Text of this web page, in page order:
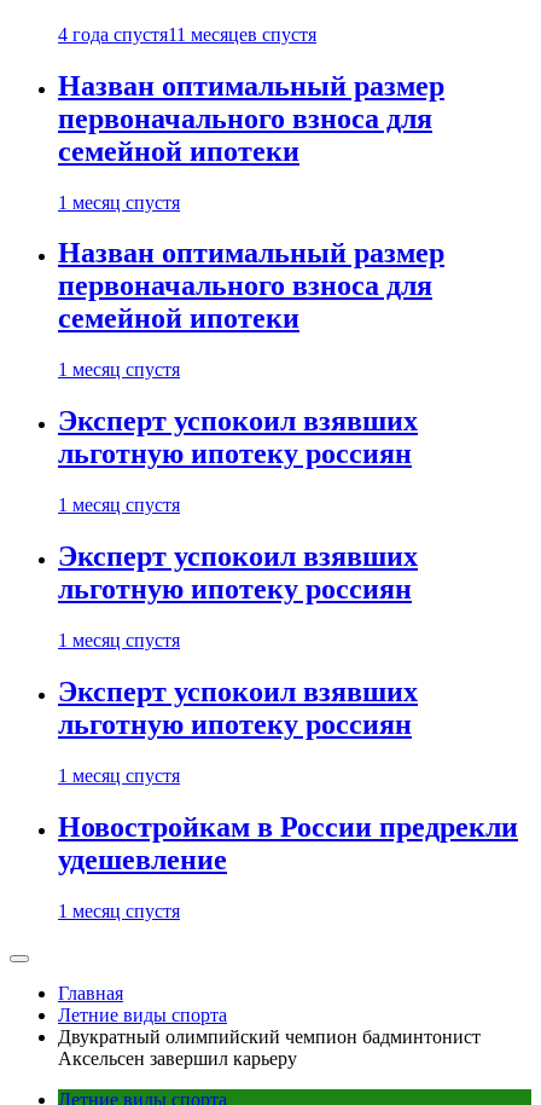
4 года спустя11 месяцев спустя
Назван оптимальный размер
первоначального взноса для
семейной ипотеки
1 месяц спустя
Назван оптимальный размер
первоначального взноса для
семейной ипотеки
1 месяц спустя
Эксперт успокоил взявших
льготную ипотеку россиян
1 месяц спустя
Эксперт успокоил взявших
льготную ипотеку россиян
1 месяц спустя
Эксперт успокоил взявших
льготную ипотеку россиян
1 месяц спустя
Новостройкам в России предрекли
удешевление
1 месяц спустя
Главная
Летние виды спорта
Двукратный олимпийский чемпион бадминтонист
Аксельсен завершил карьеру
Летние виды спорта